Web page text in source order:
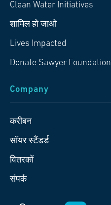
Clean Water Initiatives
शामिल हो जाओ
Lives Impacted
Donate Sawyer Foundation
Company
करीबन
सॉयर स्टैंडर्ड
वितरकों
संपर्क